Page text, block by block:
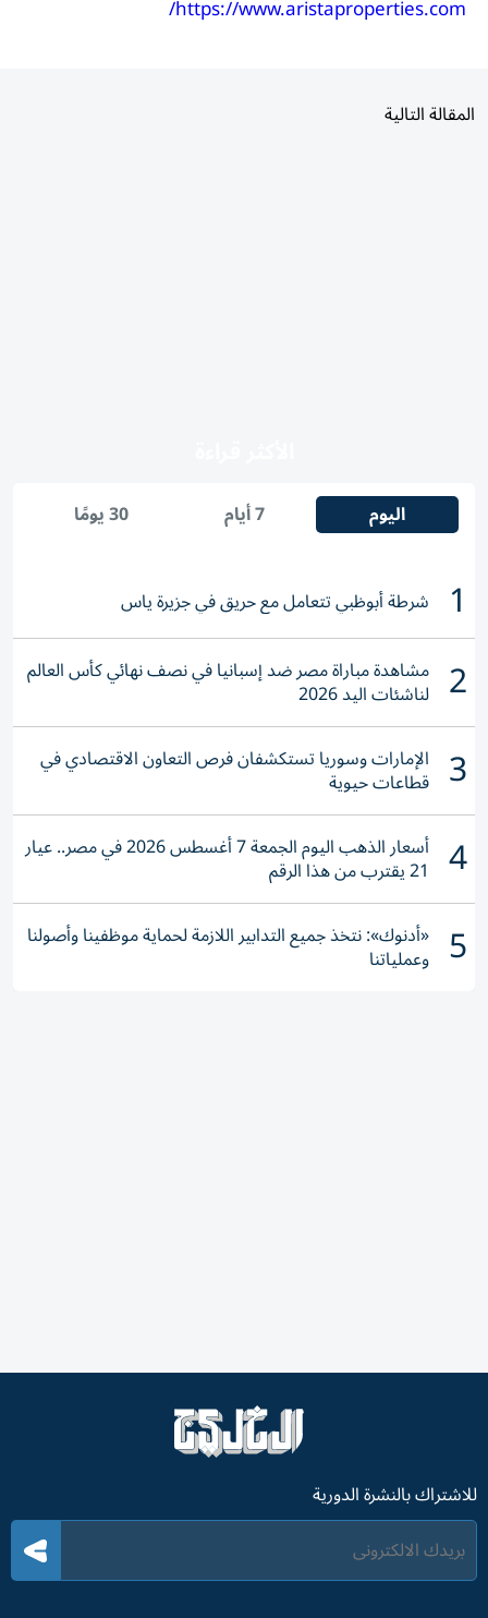
https://www.aristaproperties.com/
المقالة التالية
اليوم 7 أيام 30 يومًا
1 شرطة أبوظبي تتعامل مع حريق في جزيرة ياس
2 مشاهدة مباراة مصر ضد إسبانيا في نصف نهائي كأس العالم
لناشئات اليد 2026
3 الإمارات وسوريا تستكشفان فرص التعاون الاقتصادي في
قطاعات حيوية
4 أسعار الذهب اليوم الجمعة 7 أغسطس 2026 في مصر.. عيار
21 يقترب من هذا الرقم
5 «أدنوك»: نتخذ جميع التدابير اللازمة لحماية موظفينا وأصولنا
وعملياتنا
للاشتراك بالنشرة الدورية